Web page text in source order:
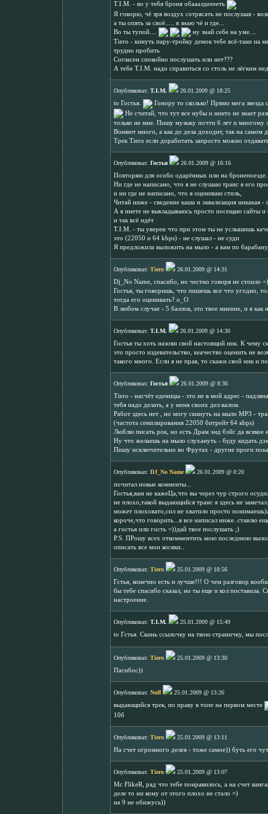
T.I.M. - во у тебя броня обааалдееееть
Я говорю, чё зря воздух сотрясать не послушав -
а ты опять за своё..... я знаю чё и где...
Во ты тупой....
ну знай себе на уме....
Tiero - кинуть пару-тройку демок тебе всё-таки на
трудно пробить
Согласен спокойно послушать или нет???
А тебе T.I.M. надо справиться со столь не лёгким
Опубликовал: T.I.M.
26.01.2009 @ 18:25
to Гостья.
Гонору то сколько! Прямо мега
Не считай, что тут все нубы и никто не знает
только не мне. Пишу музыку почти 6 лет и многому
Воняют много, а как до дела доходит, так на самом
Трек Tiero если доработать запросто можно
Опубликовал: Гостья
26.01.2009 @ 16:16
Повторяю для особо одарённых или на
Ни где не написано, что я не слушаю транс я его
и ни где не написано, что я оцениваю стиль,
Читай ниже - сведение каша и эквализация никакая -
А в инете не выкладываюсь просто посещаю сайты
и так всё идёт
T.I.M. - ты уверен что при этом ты не услышишь
это (22050 и 64 kbps) - не слушал - не суди
Я предложила выложить на мыло - а вам по
Опубликовал: Tiero
26.01.2009 @ 14:31
Dj_No Name, спасибо, но честно говоря не стоило =)
Гостья, ты говоришь, что пишешь все что угодно,
тогда его оценивать? о_О
В любом случае - 5 баллов, это твое мнение, и я как
Опубликовал: T.I.M.
26.01.2009 @ 14:30
Гостья ты хоть назови свой настоящий ник. К чему
это просто издевательство, кеачество оценить не
такого много. Если я не прав, то скажи свой ник и
Опубликовал: Гостья
26.01.2009 @ 8:36
Tiero - насчёт еденицы - это не в мой адрес -
тебя надо делать, а у меня своих дел валом.
Работ здесь нет , но могу скинуть на мыло МР3 -
(частота семплирования 22050 битрейт 64 кbps)
Люблю писать рок, но есть Драм энд бэйс да всякое
Ну что желаешь на мыло слухануть - буду кидать
Пишу исключительно во Фрутах - другие проги
Опубликовал: DJ_No Name
26.01.2009 @ 0:20
почитал новые комменты...
Гостья,вам не кажеЦа,что вы через чур строго
не плохо,такой выдающийся транс я здесь не
может плоховато,сил не хватило просто
короче,что говорить...я все написал ниже..ставлю
а гостья или гость =))дай твое послушать ;)
P.S. ПРошу всех откомментить мою последнюю
описать все мои косяки..
Опубликовал: Tiero
25.01.2009 @ 18:56
Гстья, конечно есть и лучше!!! О чем разговор
бы тебе спасибо сказал, но ты еще и кол поставила.
настроение.
Опубликовал: T.I.M.
25.01.2009 @ 15:49
to Гстья. Скинь ссылочку на твою страничку, мы
Опубликовал: Tiero
25.01.2009 @ 13:30
Пасибос))
Опубликовал: Noff
25.01.2009 @ 13:26
выдающийся трек, по праву в топе на первом месте
10б
Опубликовал: Tiero
25.01.2009 @ 13:11
На счет огромного делея - тоже самое)) буть его
Опубликовал: Tiero
25.01.2009 @ 13:07
Mc FlikeR, рад что тебе понравилось, а на счет
деле то ни кому от этого плохо не стало =)
на 9 не обижусь))